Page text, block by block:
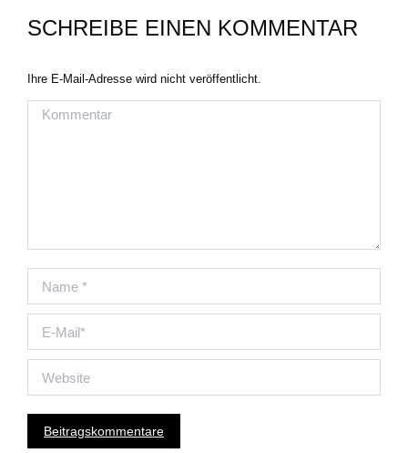
SCHREIBE EINEN KOMMENTAR
Ihre E-Mail-Adresse wird nicht veröffentlicht.
Kommentar
Name *
E-Mail *
Website
Beitragskommentare